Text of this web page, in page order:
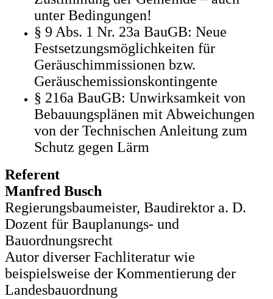
unter Bedingungen!
§ 9 Abs. 1 Nr. 23a BauGB: Neue
Festsetzungsmöglichkeiten für
Geräuschimmissionen bzw.
Geräuschemissionskontingente
§ 216a BauGB: Unwirksamkeit von
Bebauungsplänen mit Abweichungen
von der Technischen Anleitung zum
Schutz gegen Lärm
Referent
Manfred Busch
Regierungsbaumeister, Baudirektor a. D.
Dozent für Bauplanungs- und
Bauordnungsrecht
Autor diverser Fachliteratur wie
beispielsweise der Kommentierung der
Landesbauordnung